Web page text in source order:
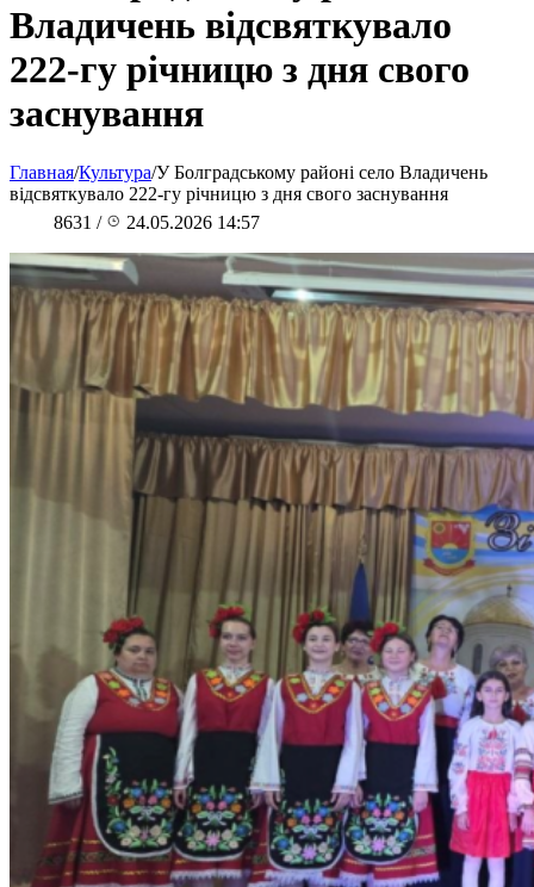
Владичень відсвяткувало
222-гу річницю з дня свого
заснування
Главная/Культура/У Болградському районі село Владичень
відсвяткувало 222-гу річницю з дня свого заснування
8631 / 24.05.2026 14:57